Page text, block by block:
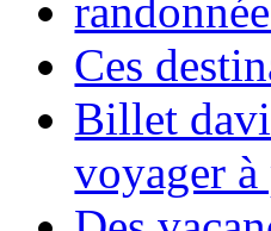
Ces
Billet
voyager